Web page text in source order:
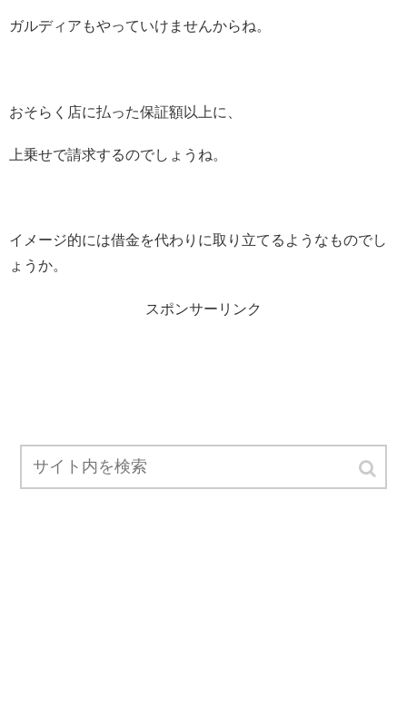
ガルディアもやっていけませんからね。
おそらく店に払った保証額以上に、
上乗せで請求するのでしょうね。
イメージ的には借金を代わりに取り立てるようなものでし
ょうか。
スポンサーリンク